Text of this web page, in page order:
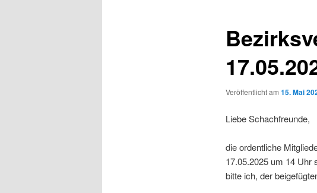
Veröffentlicht am 15. Mai
Liebe Schachfreunde,
die ordentliche
17.05.2025 um 14 Uhr
bitte ich, der